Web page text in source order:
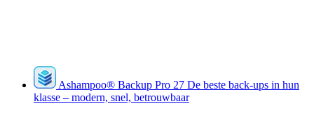
Ashampoo® Backup Pro 27 De beste back-ups in hun
klasse – modern, snel, betrouwbaar